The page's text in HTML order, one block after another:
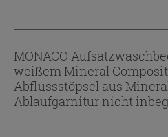
MONACO
weißem Mineral
Abflussstöpsel aus
Ablaufgarnitur nicht